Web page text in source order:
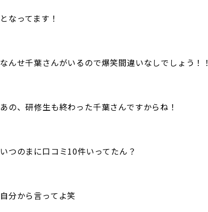
となってます！
なんせ千葉さんがいるので爆笑間違いなしでしょう！！
あの、研修生も終わった千葉さんですからね！
いつのまに口コミ10件いってたん？
自分から言ってよ笑